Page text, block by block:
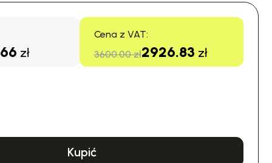
zł
Cena z VAT:
3600.00 zł2926.83 zł
Kupić